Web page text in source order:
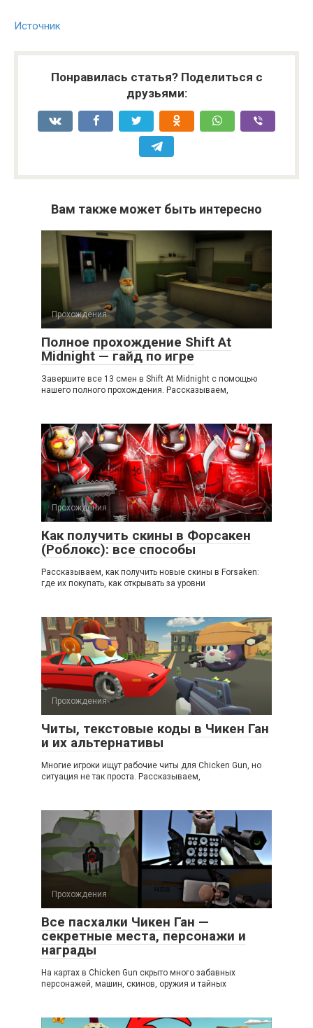
Источник
Понравилась статья? Поделиться с
друзьями:
Вам также может быть интересно
Прохождения
Полное прохождение Shift At
Midnight — гайд по игре
Завершите все 13 смен в Shift At Midnight с помощью
нашего полного прохождения. Рассказываем,
Прохождения
Как получить скины в Форсакен
(Роблокс): все способы
Рассказываем, как получить новые скины в Forsaken:
где их покупать, как открывать за уровни
Прохождения
Читы, текстовые коды в Чикен Ган
и их альтернативы
Многие игроки ищут рабочие читы для Chicken Gun, но
ситуация не так проста. Рассказываем,
Прохождения
Все пасхалки Чикен Ган —
секретные места, персонажи и
награды
На картах в Chicken Gun скрыто много забавных
персонажей, машин, скинов, оружия и тайных